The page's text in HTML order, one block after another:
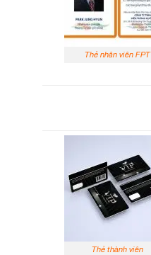
Thẻ nhân viên FPT
Thẻ thành viên